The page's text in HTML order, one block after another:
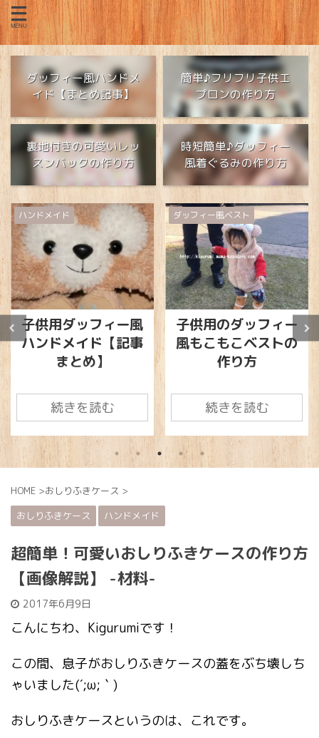
ダッフィー風ハンドメ
イド【まとめ記事】
簡単♪フリフリ子供エ
プロンの作り方
裏地付きの可愛いレッ
スンバックの作り方
時短簡単♪ダッフィー
風着ぐるみの作り方
ダッフィー風ベスト
子供用のダッフィー
風もこもこベストの
作り方
前回は、ダッフィー風の
もこもこベストを作る際
に必要な材料についてお
話ししました。 まだ揃え
ていない方は、下の記事
をご覧になってください
ね♪ 今回は、既製品のも
こもこベストに「ダッフ
だけ」の簡単な作り方
を、画像で詳しく解説し
業に入る前に、1度全て
読んでから取り掛かるよ
来上がりのイメージはこ
ちら♪ それでは早速始め
ていきましょう(*´ω｀*)
目次リッパーで耳を取る
目の部分と鼻の部分を作
続きを読む
ダッフィー風ベスト
【材料】子供用のダ
ッフィー風もこもこ
ベストの作り方
´▽｀*) この間ディズニー
旅行へ行ったときに、周
りから大絶賛だった「ダ
ッフィー風の着ぐる
み」。 ほんっとうに可愛
しかし、着ぐるみは真冬
しますよね。 そんな時に
があります。 それは…！
*) 超可愛くないですか？
(笑) ...
続きを読む
HOME >おしりふきケース >
おしりふきケース
ハンドメイド
超簡単！可愛いおしりふきケースの作り方
【画像解説】 -材料-
2017年6月9日
こんにちわ、Kigurumiです！
この間、息子がおしりふきケースの蓋をぶち壊しち
ゃいました(´;ω;｀)
おしりふきケースというのは、これです。